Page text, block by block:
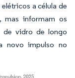
a célula de
mas informam os
de vidro de longo
novo impulso no